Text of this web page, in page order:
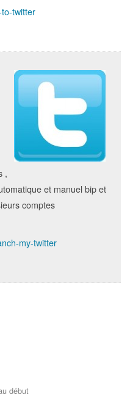
twitter
,
et manuel bip et
comptes
my-twitter
début